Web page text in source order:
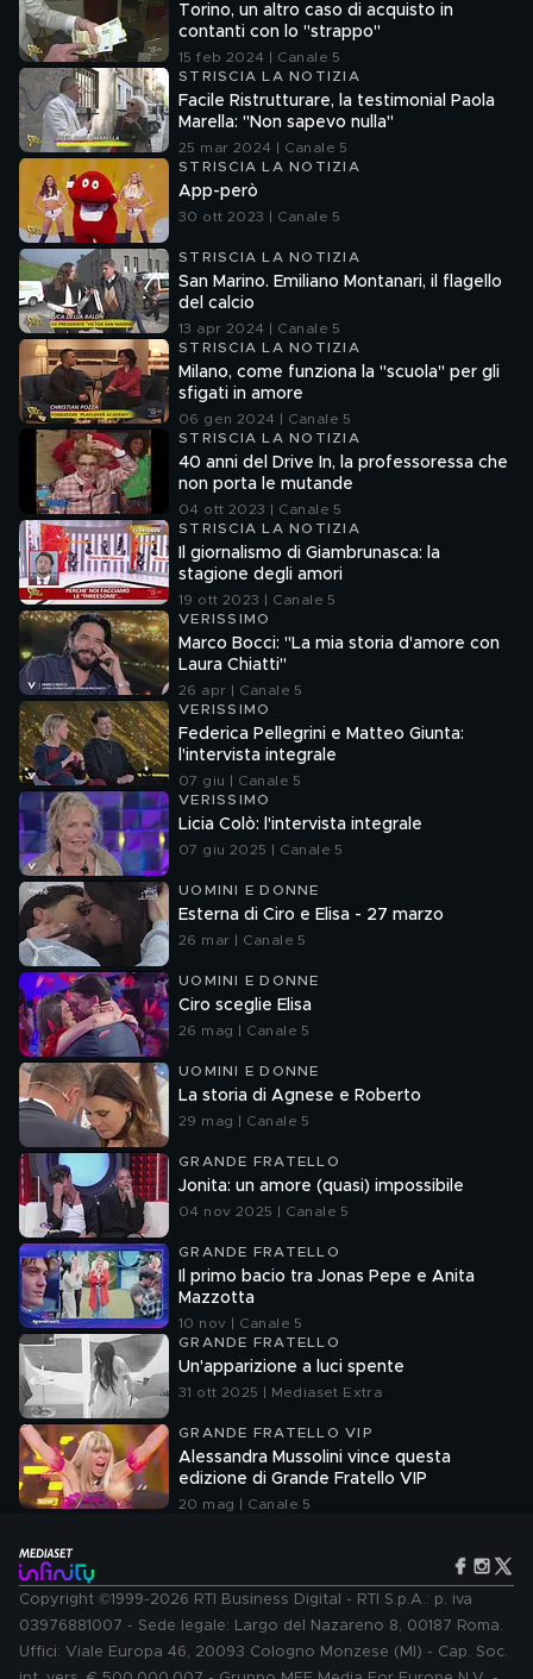
Torino, un altro caso di acquisto in
contanti con lo "strappo"
15 feb 2024 | Canale 5
STRISCIA LA NOTIZIA
Facile Ristrutturare, la testimonial Paola
Marella: "Non sapevo nulla"
25 mar 2024 | Canale 5
STRISCIA LA NOTIZIA
App-però
30 ott 2023 | Canale 5
STRISCIA LA NOTIZIA
San Marino. Emiliano Montanari, il flagello
del calcio
13 apr 2024 | Canale 5
STRISCIA LA NOTIZIA
Milano, come funziona la "scuola" per gli
sfigati in amore
06 gen 2024 | Canale 5
STRISCIA LA NOTIZIA
40 anni del Drive In, la professoressa che
non porta le mutande
04 ott 2023 | Canale 5
STRISCIA LA NOTIZIA
Il giornalismo di Giambrunasca: la
stagione degli amori
19 ott 2023 | Canale 5
VERISSIMO
Marco Bocci: "La mia storia d'amore con
Laura Chiatti"
26 apr | Canale 5
VERISSIMO
Federica Pellegrini e Matteo Giunta:
l'intervista integrale
07 giu | Canale 5
VERISSIMO
Licia Colò: l'intervista integrale
07 giu 2025 | Canale 5
UOMINI E DONNE
Esterna di Ciro e Elisa - 27 marzo
26 mar | Canale 5
UOMINI E DONNE
Ciro sceglie Elisa
26 mag | Canale 5
UOMINI E DONNE
La storia di Agnese e Roberto
29 mag | Canale 5
GRANDE FRATELLO
Jonita: un amore (quasi) impossibile
04 nov 2025 | Canale 5
GRANDE FRATELLO
Il primo bacio tra Jonas Pepe e Anita
Mazzotta
10 nov | Canale 5
GRANDE FRATELLO
Un'apparizione a luci spente
31 ott 2025 | Mediaset Extra
GRANDE FRATELLO VIP
Alessandra Mussolini vince questa
edizione di Grande Fratello VIP
20 mag | Canale 5
Copyright ©1999-2026 RTI Business Digital - RTI S.p.A.: p. iva
03976881007 - Sede legale: Largo del Nazareno 8, 00187 Roma.
Uffici: Viale Europa 46, 20093 Cologno Monzese (MI) - Cap. Soc.